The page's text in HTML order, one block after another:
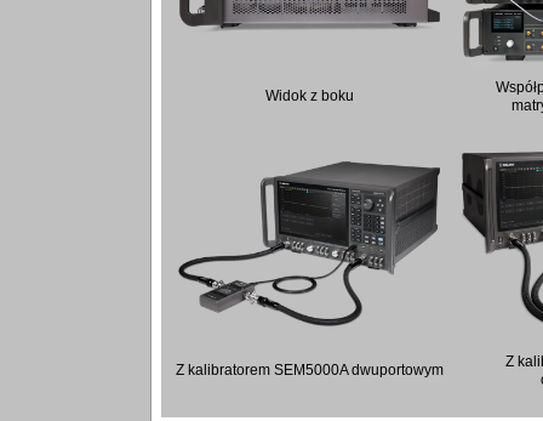
Widok z boku
Z kalibratorem SEM5000A dwuportowym
Z